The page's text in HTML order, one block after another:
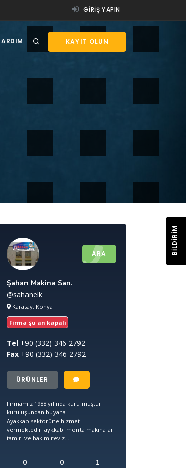
GIRIŞ YAPIN
KAYIT OLUN
ARA
Şahan Makina San.
@sahanelk
Karatay, Konya
Firma şu an kapalı
Tel +90 (332) 346-2792
Fax +90 (332) 346-2792
ÜRÜNLER
Firmamız 1988 yılında kurulmuştur
kuruluşundan buyana
Ayakkabısektörüne hizmet
vermektedir. aykkabı monta makinaları
tamiri ve bakım reviz...
0 0 1
BILDIRIM